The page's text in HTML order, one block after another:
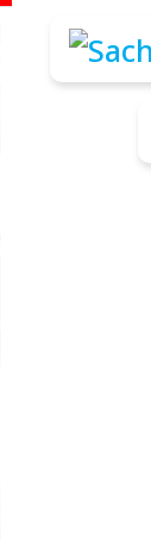
अपनी योजनाओं